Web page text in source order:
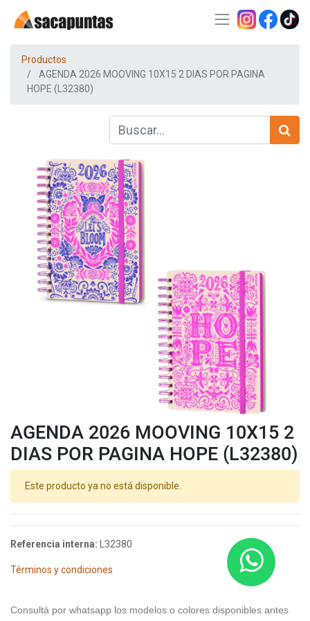
Productos
AGENDA 2026 MOOVING 10X15 2 DIAS POR PAGINA
HOPE (L32380)
AGENDA 2026 MOOVING 10X15 2
DIAS POR PAGINA HOPE (L32380)
Este producto ya no está disponible.
Referencia interna: L32380
Términos y condiciones
Consultá por whatsapp los modelos o colores disponibles antes